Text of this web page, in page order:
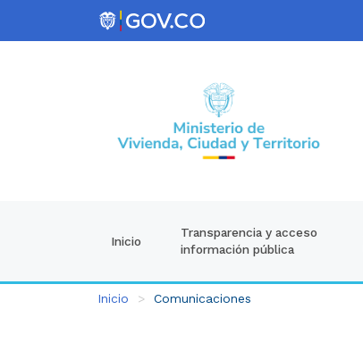
Inicio
Transparencia y acceso
información pública
Inicio Comunicaciones